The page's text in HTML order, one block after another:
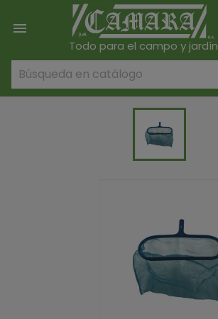

Todo para el campo y jardín